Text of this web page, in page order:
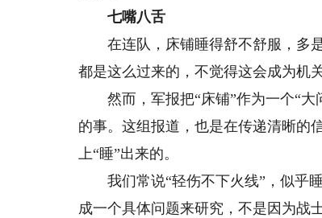
七嘴八舌
在连队，床铺睡得舒不舒服，多是
都是这么过来的，不觉得这会成为机
然而，军报把“床铺”作为一个“大
的事。这组报道，也是在传递清晰的
上“睡”出来的。
我们常说“轻伤不下火线”，似乎
成一个具体问题来研究，不是因为战